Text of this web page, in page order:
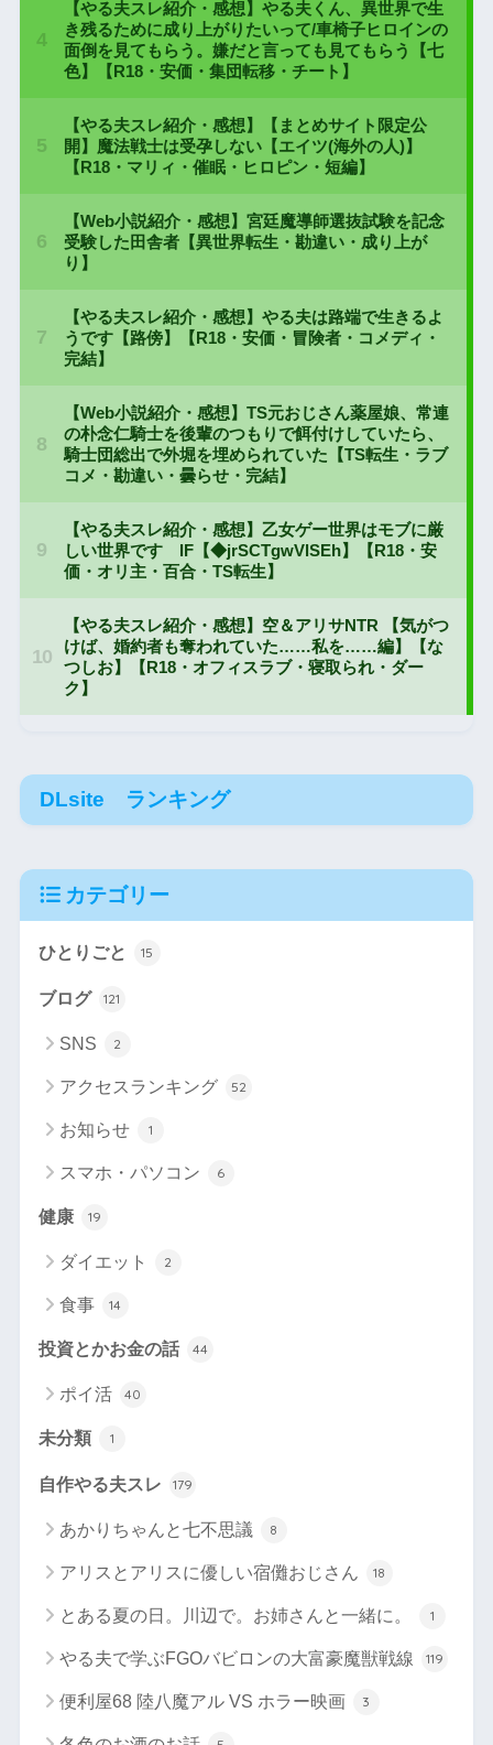
DLsite ランキング
カテゴリー
ひとりごと 15
ブログ 121
SNS 2
アクセスランキング 52
お知らせ 1
スマホ・パソコン 6
健康 19
ダイエット 2
食事 14
投資とかお金の話 44
ポイ活 40
未分類 1
自作やる夫スレ 179
あかりちゃんと七不思議 8
アリスとアリスに優しい宿儺おじさん 18
とある夏の日。川辺で。お姉さんと一緒に。 1
やる夫で学ぶFGOバビロンの大富豪魔獣戦線 119
便利屋68 陸八魔アル VS ホラー映画 3